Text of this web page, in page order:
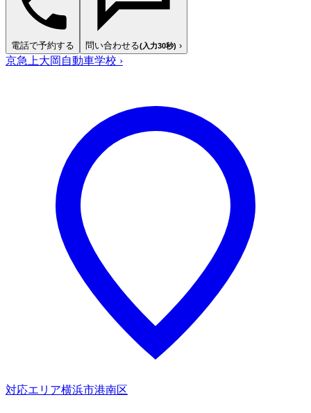
電話で予約する 問い合わせる(入力30秒) ›
京急上大岡自動車学校 ›
対応エリア横浜市港南区